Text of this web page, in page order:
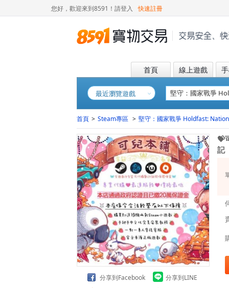
您好，歡迎來到8591！ 請登入 快速註冊
首頁 線上遊戲
最近瀏覽遊戲
首頁 > Steam專區 > 堅守：國家戰爭 Holdfast:
分享到Facebook
分享到LINE
💝
記